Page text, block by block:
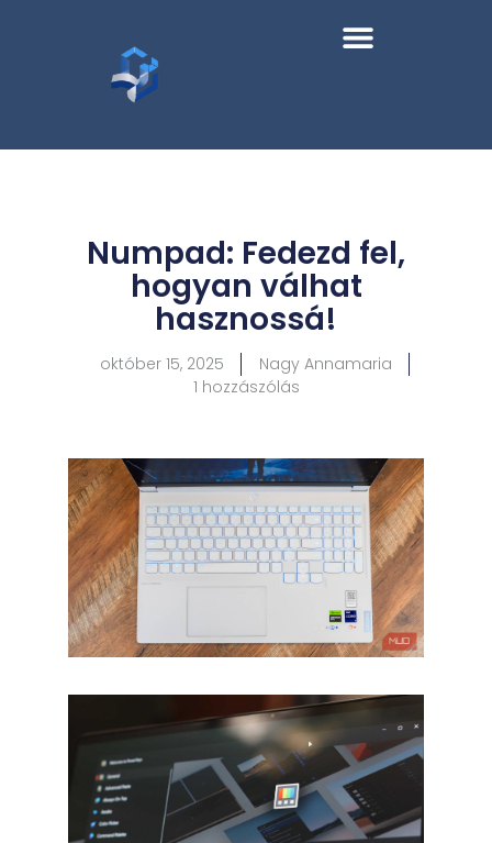
Numpad: Fedezd fel,
hogyan válhat
hasznossá!
október 15, 2025
Nagy Annamaria
1 hozzászólás